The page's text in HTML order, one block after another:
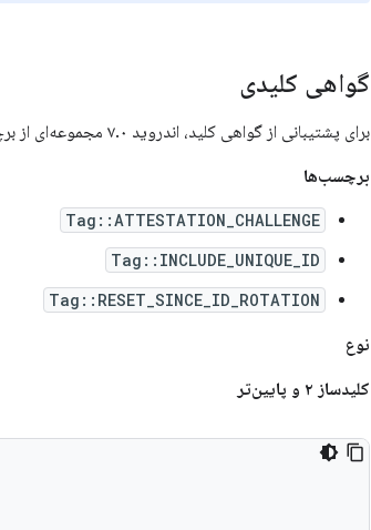
گواهی کلیدی
برای پشتیبانی از گواهی کلید، اندروید ۷.۰ مجموعه‌ای از برچسب‌ها، نوع‌ها و متدها را به HAL معرفی کرد.
برچسب‌ها
Tag::ATTESTATION_CHALLENGE
Tag::INCLUDE_UNIQUE_ID
Tag::RESET_SINCE_ID_ROTATION
نوع
کلیدساز ۲ و پایین‌تر